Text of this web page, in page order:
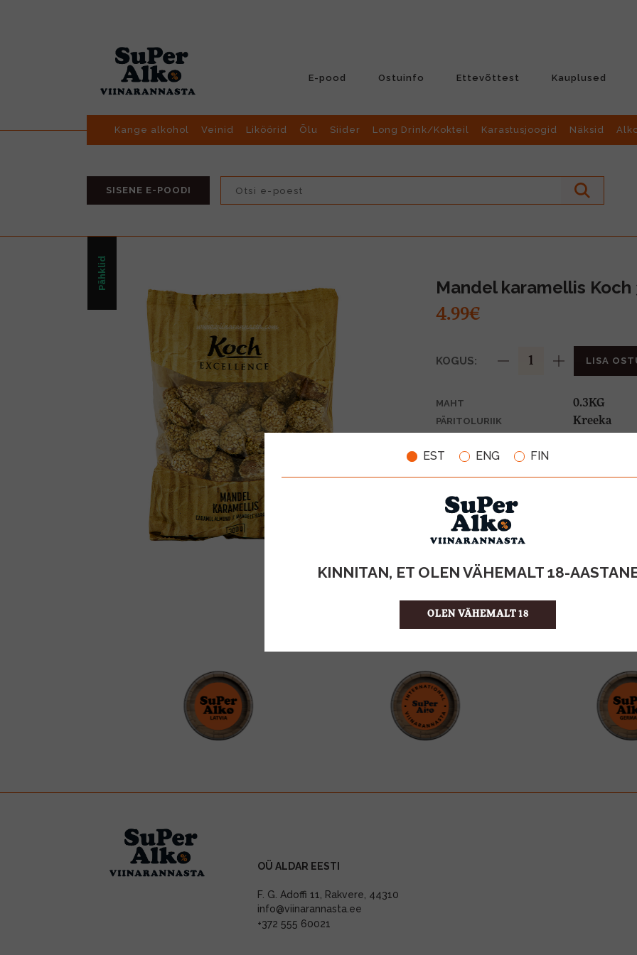
EST ENG FIN
KINNITAN, ET OLEN VÄHEMALT 18-
OLEN VÄHEMALT 18
E-pood Ostuinfo Ettevõttest Kauplused
Kange alkohol Veinid Liköörid Õlu Siider Long Drink/Kokteil Karastusjoogid Näksid
SISENE E-POODI
Pähklid Mandel karamellis Koch
4.99€
KOGUS: LISA
MAHT 0.3KG
PÄRITOLURIIK Kreeka
KOOD
KOGUS KASTIS
OÜ ALDAR EESTI
F. G. Adoffi 11, Rakvere, 44310
info@viinarannasta.ee
+372 555 60021